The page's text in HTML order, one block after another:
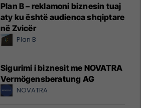
Plan B – reklamoni biznesin tuaj
aty ku është audienca shqiptare
në Zvicër
Plan B
Sigurimi i biznesit me NOVATRA
Vermögensberatung AG
NOVATRA